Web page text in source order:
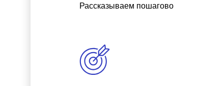
Рассказываем пошагово